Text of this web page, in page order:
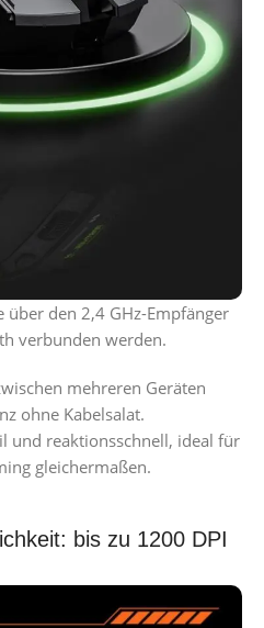
über den 2,4 GHz-Empfänger
verbunden werden.
mehreren Geräten
ohne Kabelsalat.
und reaktionsschnell, ideal für
gleichermaßen.
bis zu 1200 DPI